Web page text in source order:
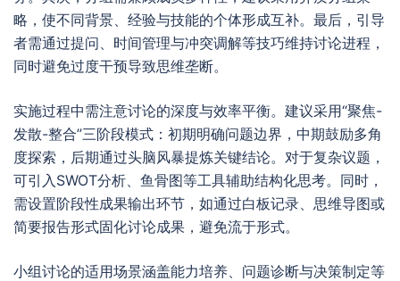
略，使不同背景、经验与技能的个体形成互补。最后，引导
者需通过提问、时间管理与冲突调解等技巧维持讨论进程，
同时避免过度干预导致思维垄断。
实施过程中需注意讨论的深度与效率平衡。建议采用“聚焦-
发散-整合”三阶段模式：初期明确问题边界，中期鼓励多角
度探索，后期通过头脑风暴提炼关键结论。对于复杂议题，
可引入SWOT分析、鱼骨图等工具辅助结构化思考。同时，
需设置阶段性成果输出环节，如通过白板记录、思维导图或
简要报告形式固化讨论成果，避免流于形式。
小组讨论的适用场景涵盖能力培养、问题诊断与决策制定等